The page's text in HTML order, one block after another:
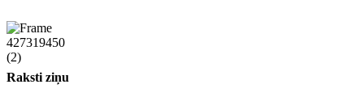
Raksti ziņu